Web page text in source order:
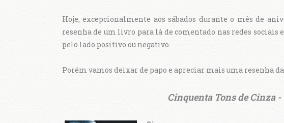
Hoje, excepcionalmente aos sábados durante o mês de
resenha de um livro para lá de comentado nas redes sociais
pelo lado positivo ou negativo.
Porém vamos deixar de papo e apreciar mais uma resenha da
Cinquenta Tons de Cinza